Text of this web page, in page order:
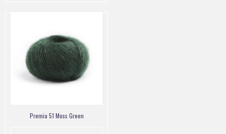
Premia 51 Moss Green